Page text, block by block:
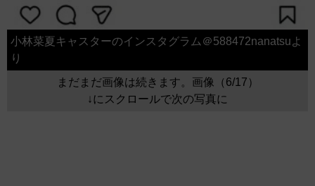
小林菜夏キャスターのインスタグラム＠588472nanatsuよ
り
まだまだ画像は続きます。画像（6/17）
↓にスクロールで次の写真に